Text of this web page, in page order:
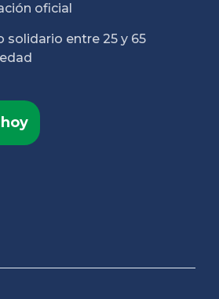
oficial
solidario entre 25 y 65